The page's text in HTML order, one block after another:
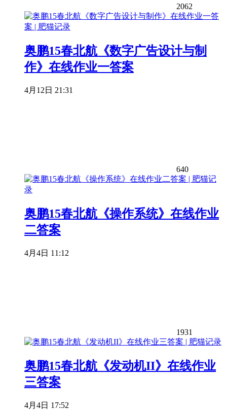
2062
奥鹏15春北航《数字广告设计与制
作》在线作业一答案
4月12日 21:31
640
奥鹏15春北航《操作系统》在线作业
二答案
4月4日 11:12
1931
奥鹏15春北航《发动机II》在线作业
三答案
4月4日 17:52